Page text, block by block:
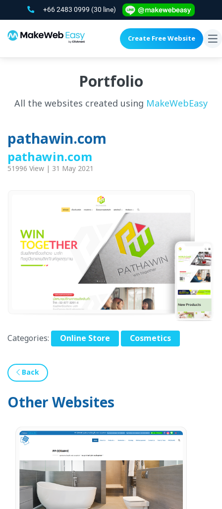
+66 2483 0999 (30 line)
Create Free Website
Portfolio
All the websites created using MakeWebEasy
pathawin.com
pathawin.com
51996 View | 31 May 2021
Categories: Online Store Cosmetics
Back
Other Websites